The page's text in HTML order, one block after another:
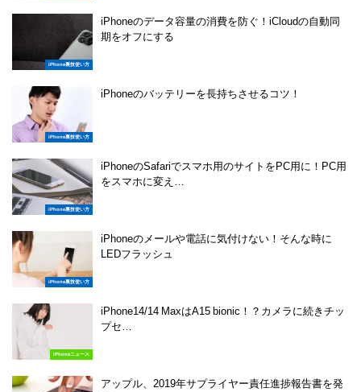
iPhone裏技使い方
iPhoneのデータ容量の消費を防ぐ！iCloudの自動同
期をオフにする
iPhone裏技使い方
iPhoneのバッテリーを長持ちさせるコツ！
iPhone裏技使い方
iPhoneのSafariでスマホ用のサイトをPC用に！PC用
をスマホに変え…
iPhone裏技使い方
iPhoneのメールや電話に気付けない！そんな時に
LEDフラッシュ
iPhoneニュース
iPhone14/14 MaxはA15 bionic！？カメラに続きチッ
プセ…
アップル、2019年サプライヤー責任進捗報告書を発